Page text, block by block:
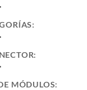
MÓDULOS: